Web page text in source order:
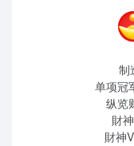
制
单项冠
纵览
財
財神